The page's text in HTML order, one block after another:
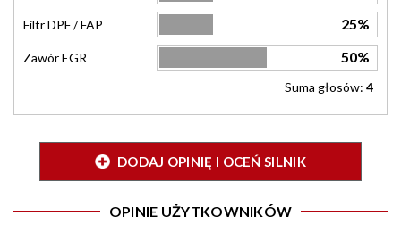
Filtr DPF / FAP 25%
Zawór EGR 50%
Suma głosów: 4
DODAJ OPINIĘ I OCEŃ SILNIK
OPINIE UŻYTKOWNIKÓW